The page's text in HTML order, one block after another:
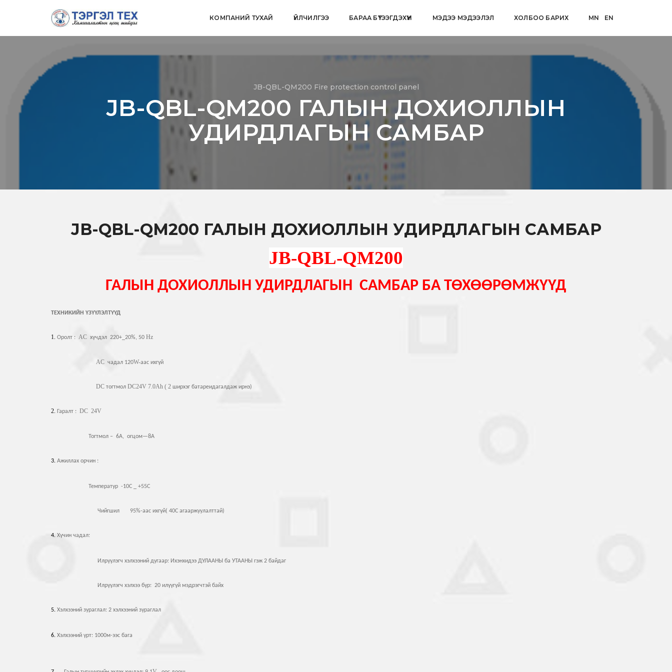
КОМПАНИЙ ТУХАЙ ҮЙЛЧИЛГЭЭ БАРАА БҮТЭЭГДЭХҮҮН МЭДЭЭ МЭДЭЭЛЭЛ ХОЛБОО БАРИХ MN EN
JB-QBL-QM200 Fire protection control panel
JB-QBL-QM200 ГАЛЫН ДОХИОЛЛЫН
УДИРДЛАГЫН САМБАР
JB-QBL-QM200 ГАЛЫН ДОХИОЛЛЫН УДИРДЛАГЫН САМБАР
JB-QBL-QM200
ГАЛЫН ДОХИОЛЛЫН УДИРДЛАГЫН САМБАР БА ТӨХӨӨРӨМЖҮҮД
ТЕХНИКИЙН ҮЗҮҮЛЭЛТҮҮД
1. Оролт : AC хүчдэл 220+_20%, 50 Hz
AC чадал 120W-аас ихгүй
DC тогтмол DC24V 7.0Ah ( 2 ширхэг батареидагалдаж ирнэ)
2. Гаралт : DC 24V
Тогтмол – 6А, огцом—8А
3. Ажиллах орчин :
Температур -10С _ +55С
Чийгшил 95%-аас ихгүй( 40С агааржуулалттай)
4. Хүчин чадал:
Илрүүлэгч хэлхээний дугаар: Ихэнхидээ ДУЛААНЫ ба УТААНЫ гэж 2 байдаг
Илрүүлэгч хэлхээ бүр: 20 илүүгүй мэдрэгчтэй байх
5. Хэлхээний зураглал: 2 хэлхээний зүраглал
6. Хэлхээний үрт: 1000м-ээс бага